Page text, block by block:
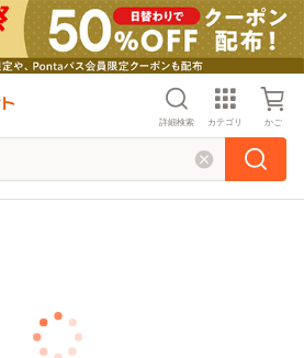
詳細検索 カテゴリ かご